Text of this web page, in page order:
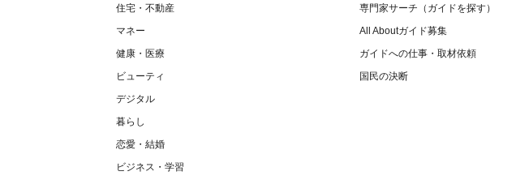
住宅・不動産
マネー
健康・医療
ビューティ
デジタル
暮らし
恋愛・結婚
ビジネス・学習
専門家サーチ（ガイドを探す）
All Aboutガイド募集
ガイドへの仕事・取材依頼
国民の決断